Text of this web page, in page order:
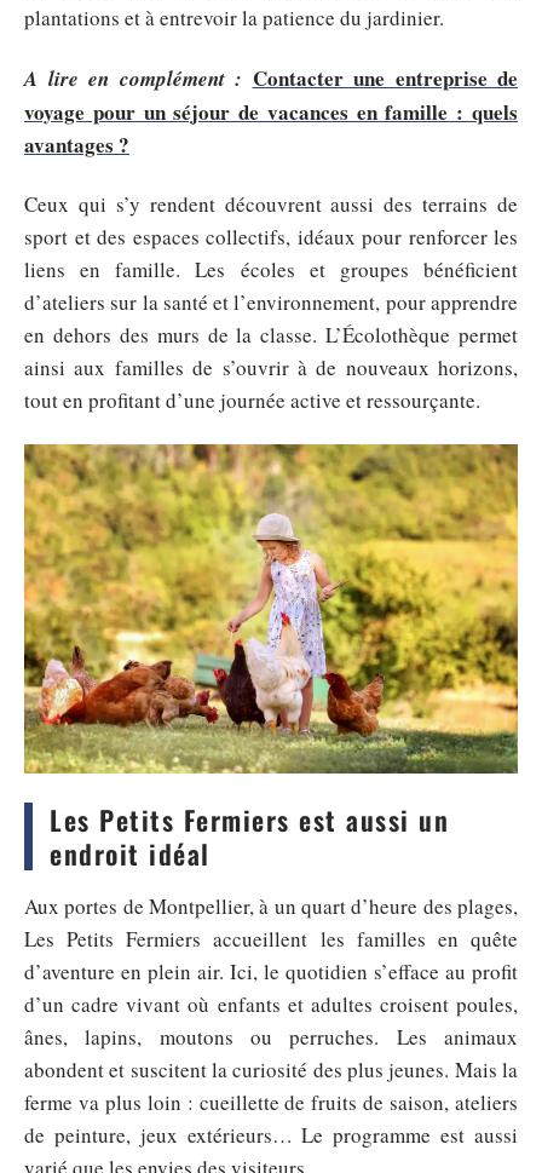
plantations et à entrevoir la patience du jardinier.
A lire en complément : Contacter une entreprise de
voyage pour un séjour de vacances en famille : quels
avantages ?
Ceux qui s’y rendent découvrent aussi des terrains de
sport et des espaces collectifs, idéaux pour renforcer les
liens en famille. Les écoles et groupes bénéficient
d’ateliers sur la santé et l’environnement, pour apprendre
en dehors des murs de la classe. L’Écolothèque permet
ainsi aux familles de s’ouvrir à de nouveaux horizons,
tout en profitant d’une journée active et ressourçante.
Les Petits Fermiers est aussi un
endroit idéal
Aux portes de Montpellier, à un quart d’heure des plages,
Les Petits Fermiers accueillent les familles en quête
d’aventure en plein air. Ici, le quotidien s’efface au profit
d’un cadre vivant où enfants et adultes croisent poules,
ânes, lapins, moutons ou perruches. Les animaux
abondent et suscitent la curiosité des plus jeunes. Mais la
ferme va plus loin : cueillette de fruits de saison, ateliers
de peinture, jeux extérieurs… Le programme est aussi
varié que les envies des visiteurs.